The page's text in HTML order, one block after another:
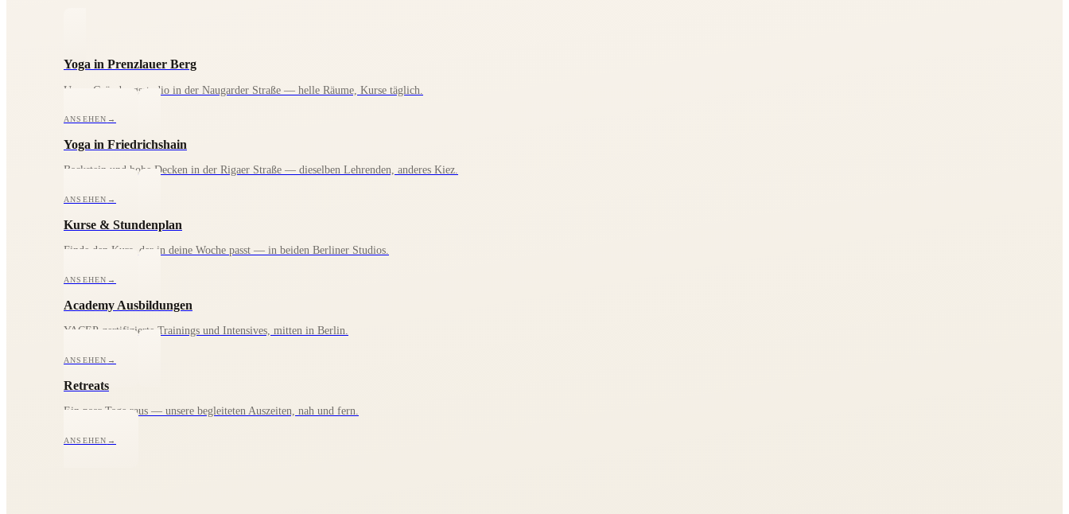
Yoga in Prenzlauer Berg
Unser Gründungsstudio in der Naugarder Straße — helle Räume, Kurse täglich.
ANSEHEN →
Yoga in Friedrichshain
Backstein und hohe Decken in der Rigaer Straße — dieselben Lehrenden, anderes Kiez.
ANSEHEN →
Kurse & Stundenplan
Finde den Kurs, der in deine Woche passt — in beiden Berliner Studios.
ANSEHEN →
Academy Ausbildungen
YACEP-zertifizierte Trainings und Intensives, mitten in Berlin.
ANSEHEN →
Retreats
Ein paar Tage raus — unsere begleiteten Auszeiten, nah und fern.
ANSEHEN →